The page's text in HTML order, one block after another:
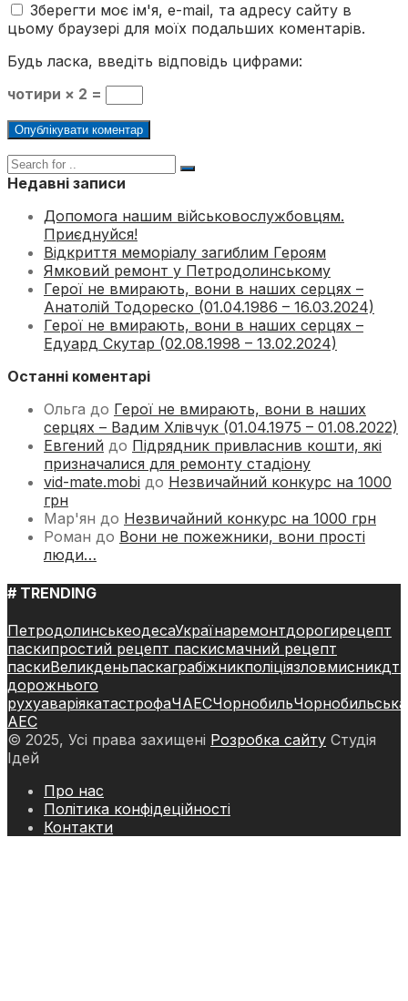
Зберегти моє ім'я, e-mail, та адресу сайту в
цьому браузері для моїх подальших коментарів.
Будь ласка, введіть відповідь цифрами:
чотири × 2 =
Недавні записи
Допомога нашим військовослужбовцям.
Приєднуйся!
Відкриття меморіалу загиблим Героям
Ямковий ремонт у Петродолинському
Герої не вмирають, вони в наших серцях –
Анатолій Тодореско (01.04.1986 – 16.03.2024)
Герої не вмирають, вони в наших серцях –
Едуард Скутар (02.08.1998 – 13.02.2024)
Останні коментарі
Ольга до Герої не вмирають, вони в наших
серцях – Вадим Хлівчук (01.04.1975 – 01.08.2022)
Евгений до Підрядник привласнив кошти, які
призначалися для ремонту стадіону
vid-mate.mobi до Незвичайний конкурс на 1000
грн
Мар'ян до Незвичайний конкурс на 1000 грн
Роман до Вони не пожежники, вони прості
люди…
# TRENDING
ПетродолинськеодесаУкраїнаремонтдорогирецепт
паскипростий рецепт паскисмачний рецепт
паскиВеликденьпаскаграбіжникполіціязловмисникдтп
дорожнього
рухуаваріякатастрофаЧАЕСЧорнобильЧорнобильська
АЕС
© 2025, Усі права захищені Розробка сайту Студія
Ідей
Про нас
Політика конфідеційності
Контакти